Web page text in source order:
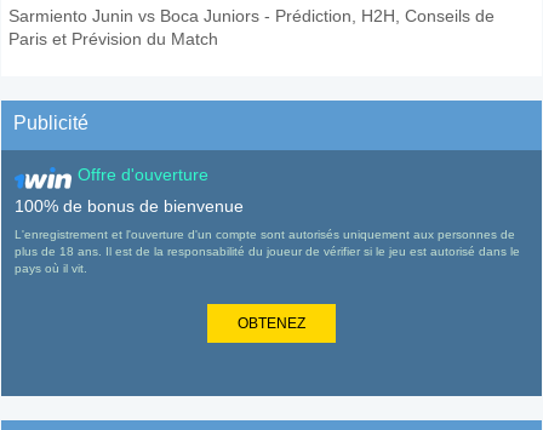
Sarmiento Junin vs Boca Juniors - Prédiction, H2H, Conseils de
Paris et Prévision du Match
Publicité
Offre d'ouverture
100% de bonus de bienvenue
L'enregistrement et l'ouverture d'un compte sont autorisés uniquement aux personnes de
plus de 18 ans. Il est de la responsabilité du joueur de vérifier si le jeu est autorisé dans le
pays où il vit.
OBTENEZ